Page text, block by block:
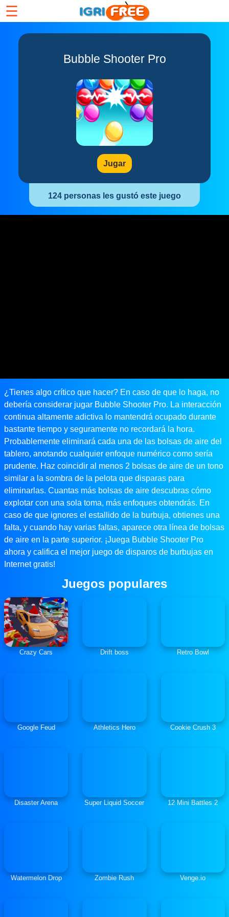
☰
Bubble Shooter Pro
Jugar
124 personas les gustó este juego
¿Tienes algo crítico que hacer? En caso de que lo haga, no
debería considerar jugar Bubble Shooter Pro. La interacción
continua altamente adictiva lo mantendrá ocupado durante
bastante tiempo y seguramente no recordará la hora.
Probablemente eliminará cada una de las bolsas de aire del
tablero, anotando cualquier enfoque numérico como sería
prudente. Haz coincidir al menos 2 bolsas de aire de un tono
similar a la sombra de la pelota que disparas para
eliminarlas. Cuantas más bolsas de aire descubras cómo
explotar con una sola toma, más enfoques obtendrás. En
caso de que ignores el estallido de la burbuja, obtienes una
falta, y cuando hay varias faltas, aparece otra línea de bolsas
de aire en la parte superior. ¡Juega Bubble Shooter Pro
ahora y califica el mejor juego de disparos de burbujas en
Internet gratis!
Juegos populares
Crazy Cars Drift boss Retro Bowl
Google Feud Athletics Hero Cookie Crush 3
Disaster Arena Super Liquid Soccer 12 Mini Battles 2
Watermelon Drop Zombie Rush Venge.io